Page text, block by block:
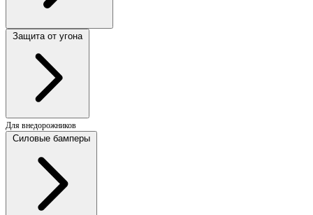
Защита от угона
Для внедорожников
Силовые бамперы